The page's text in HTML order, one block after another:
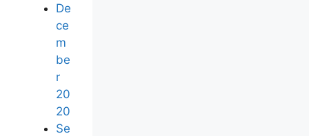
De
ce
m
be
r
20
20
Se